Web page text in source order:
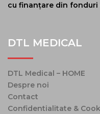
cu finanțare din fonduri
DTL MEDICAL
DTL Medical – HOME
Despre noi
Contact
Confidentialitate &